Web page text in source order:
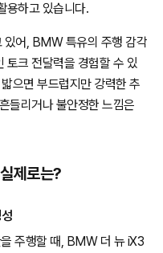
용하고 있습니다.
있어, BMW 특유의 주행 감각
토크 전달력을 경험할 수 있
으면 부드럽지만 강력한 추
들리거나 불안정한 느낌은
제로는?
주행할 때, BMW 더 뉴 iX3